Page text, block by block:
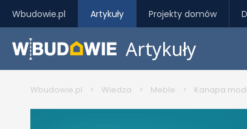
Wbudowie.pl Artykuły Projekty domów
Artykuły
Wbudowie.pl > Wiedza > Meble > Kanapa